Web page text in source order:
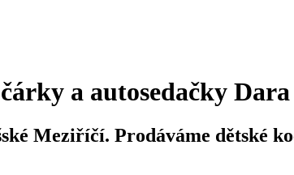
a autosedačky Dara
Meziříčí. Prodáváme dětské